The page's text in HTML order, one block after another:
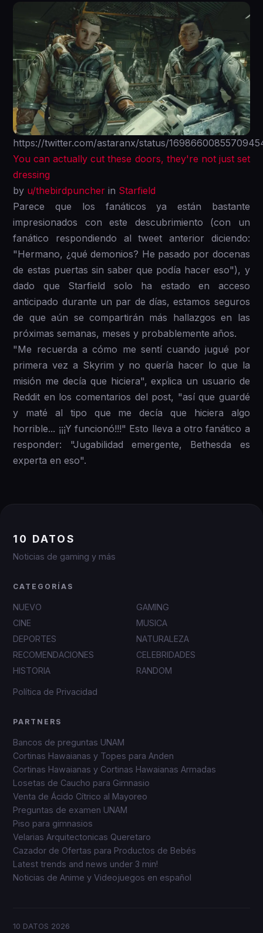
https://twitter.com/astaranx/status/
You can actually cut these doors, they're not just set
dressing
by u/thebirdpuncher in Starfield
Parece que los fanáticos ya están bastante
impresionados con este descubrimiento (con un
fanático respondiendo al tweet anterior diciendo:
"Hermano, ¿qué demonios? He pasado por docenas
de estas puertas sin saber que podía hacer eso"), y
dado que Starfield solo ha estado en acceso
anticipado durante un par de días, estamos seguros
de que aún se compartirán más hallazgos en las
próximas semanas, meses y probablemente años.
"Me recuerda a cómo me sentí cuando jugué por
primera vez a Skyrim y no quería hacer lo que la
misión me decía que hiciera", explica un usuario de
Reddit en los comentarios del post, "así que guardé
y maté al tipo que me decía que hiciera algo
horrible... ¡¡¡Y funcionó!!!" Esto lleva a otro fanático a
responder: "Jugabilidad emergente, Bethesda es
experta en eso".
10 DATOS
Noticias de gaming y más
CATEGORÍAS
NUEVO
GAMING
CINE
MUSICA
DEPORTES
NATURALEZA
RECOMENDACIONES
CELEBRIDADES
HISTORIA
RANDOM
Política de Privacidad
PARTNERS
Bancos de preguntas UNAM
Cortinas Hawaianas y Topes para Anden
Cortinas Hawaianas y Cortinas Hawaianas Armadas
Losetas de Caucho para Gimnasio
Venta de Ácido Cítrico al Mayoreo
Preguntas de examen UNAM
Piso para gimnasios
Velarias Arquitectonicas Queretaro
Cazador de Ofertas para Productos de Bebés
Latest trends and news under 3 min!
Noticias de Anime y Videojuegos en español
10 DATOS 2026